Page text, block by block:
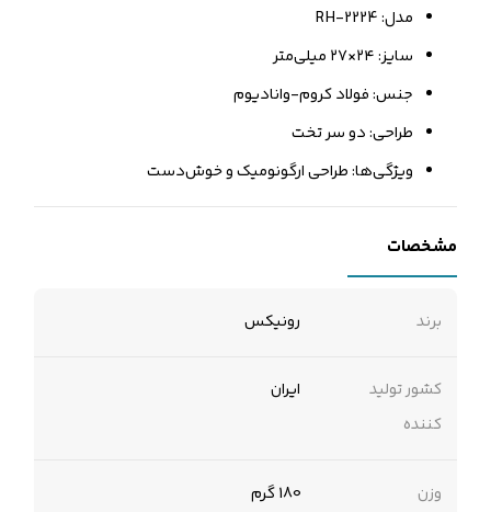
مدل: RH-2224
سایز: ۲۴×۲۷ میلی‌متر
جنس: فولاد کروم-وانادیوم
طراحی: دو سر تخت
ویژگی‌ها: طراحی ارگونومیک و خوش‌دست
مشخصات
برند رونیکس
کشور تولید
کننده
ایران
وزن 180 گرم